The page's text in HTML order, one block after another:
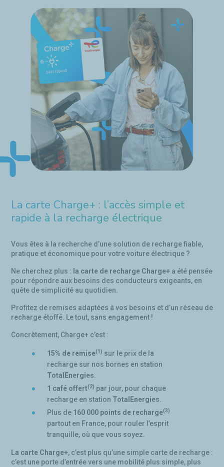
La carte Charge+ : l’accès simple et
rapide à la recharge électrique
Vous êtes à la recherche d’une solution de recharge fiable,
pratique et économique pour votre voiture électrique ?
Ne cherchez plus : la carte de recharge Charge+ a été pensée
pour répondre aux besoins des conducteurs exigeants, en
quête de simplicité au quotidien.
Profitez de remises adaptées à vos besoins et d’un réseau de
recharge étoffé. Le tout, sans engagement !
Concrètement, Charge+ c’est :
15% de remise(1) sur le prix de la
recharge sur nos bornes en station
TotalEnergies
1 café offert(2) par jour, pour chaque
recharge en station TotalEnergies
Plus de 160 000 points de recharge(3)
partout en France, pour rouler l’esprit
tranquille, où que vous soyez.
La carte Charge+, c’est plus qu’une simple carte de recharge :
c’est une porte d’entrée vers une mobilité plus simple, plus